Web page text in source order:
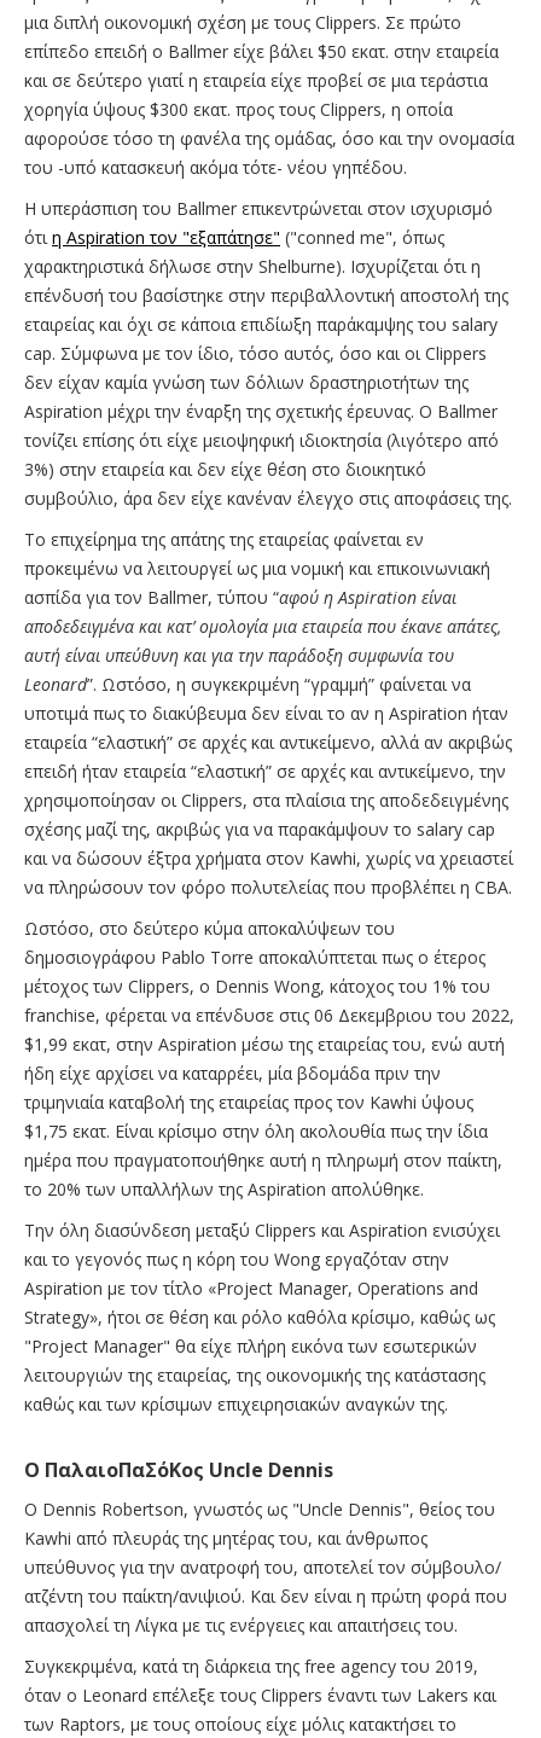
μια διπλή οικονομική σχέση με τους Clippers. Σε πρώτο
επίπεδο επειδή ο Ballmer είχε βάλει $50 εκατ. στην εταιρεία
και σε δεύτερο γιατί η εταιρεία είχε προβεί σε μια τεράστια
χορηγία ύψους $300 εκατ. προς τους Clippers, η οποία
αφορούσε τόσο τη φανέλα της ομάδας, όσο και την ονομασία
του -υπό κατασκευή ακόμα τότε- νέου γηπέδου.
Η υπεράσπιση του Ballmer επικεντρώνεται στον ισχυρισμό
ότιη Aspiration τον "εξαπάτησε" ("conned me", όπως
χαρακτηριστικά δήλωσε στην Shelburne). Ισχυρίζεται ότι η
επένδυσή του βασίστηκε στην περιβαλλοντική αποστολή της
εταιρείας και όχι σε κάποια επιδίωξη παράκαμψης του salary
cap. Σύμφωνα με τον ίδιο, τόσο αυτός, όσο και οι Clippers
δεν είχαν καμία γνώση των δόλιων δραστηριοτήτων της
Aspiration μέχρι την έναρξη της σχετικής έρευνας. Ο Ballmer
τονίζει επίσης ότι είχε μειοψηφική ιδιοκτησία (λιγότερο από
3%) στην εταιρεία και δεν είχε θέση στο διοικητικό
συμβούλιο, άρα δεν είχε κανέναν έλεγχο στις αποφάσεις της.
Το επιχείρημα της απάτης της εταιρείας φαίνεται εν
προκειμένω να λειτουργεί ως μια νομική και επικοινωνιακή
ασπίδα για τον Ballmer, τύπου “αφού ηAspiration είναι
αποδεδειγμένα και κατ’ ομολογία μια εταιρεία που έκανε απάτες,
αυτή είναι υπεύθυνη και για την παράδοξη συμφωνία του
Leonard”. Ωστόσο, η συγκεκριμένη “γραμμή” φαίνεται να
υποτιμά πως το διακύβευμα δεν είναι το αν η Aspiration ήταν
εταιρεία “ελαστική” σε αρχές και αντικείμενο, αλλά αν ακριβώς
επειδή ήταν εταιρεία “ελαστική” σε αρχές και αντικείμενο, την
χρησιμοποίησαν οι Clippers, στα πλαίσια της αποδεδειγμένης
σχέσης μαζί της, ακριβώς για να παρακάμψουν το salary cap
και να δώσουν έξτρα χρήματα στον Kawhi, χωρίς να χρειαστεί
να πληρώσουν τον φόρο πολυτελείας που προβλέπει η CBA.
Ωστόσο, στο δεύτερο κύμα αποκαλύψεων του
δημοσιογράφου Pablo Torre αποκαλύπτεται πως o έτερος
μέτοχος των Clippers, o Dennis Wong, κάτοχος του 1% του
franchise, φέρεται να επένδυσε στις 06 Δεκεμβριου του 2022,
$1,99 εκατ, στην Aspiration μέσω της εταιρείας του, ενώ αυτή
ήδη είχε αρχίσει να καταρρέει, μία βδομάδα πριν την
τριμηνιαία καταβολή της εταιρείας προς τον Kawhi ύψους
$1,75 εκατ. Είναι κρίσιμο στην όλη ακολουθία πως την ίδια
ημέρα που πραγματοποιήθηκε αυτή η πληρωμή στον παίκτη,
το 20% των υπαλλήλων της Aspiration απολύθηκε.
Την όλη διασύνδεση μεταξύ Clippers και Aspiration ενισύχει
και το γεγονός πως η κόρη του Wong εργαζόταν στην
Aspiration με τον τίτλο «Project Manager, Operations and
Strategy», ήτοι σε θέση και ρόλο καθόλα κρίσιμο, καθώς ως
"Project Manager" θα είχε πλήρη εικόνα των εσωτερικών
λειτουργιών της εταιρείας, της οικονομικής της κατάστασης
καθώς και των κρίσιμων επιχειρησιακών αναγκών της.
O ΠαλαιοΠαΣόΚος Uncle Dennis
Ο Dennis Robertson, γνωστός ως "Uncle Dennis", θείος του
Kawhi από πλευράς της μητέρας του, και άνθρωπος
υπεύθυνος για την ανατροφή του, αποτελεί τον σύμβουλο/
ατζέντη του παίκτη/ανιψιού. Και δεν είναι η πρώτη φορά που
απασχολεί τη Λίγκα με τις ενέργειες και απαιτήσεις του.
Συγκεκριμένα, κατά τη διάρκεια της free agency του 2019,
όταν ο Leonard επέλεξε τους Clippers έναντι των Lakers και
των Raptors, με τους οποίους είχε μόλις κατακτήσει το